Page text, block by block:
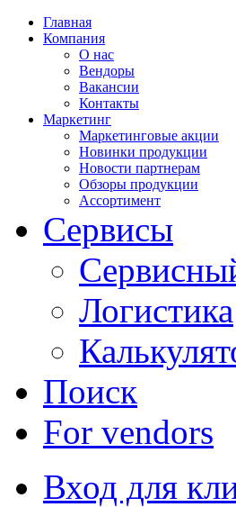
Главная
Компания
О нас
Вендоры
Вакансии
Контакты
Маркетинг
Маркетинговые акции
Новинки продукции
Новости партнерам
Обзоры продукции
Ассортимент
Сервисы
Логистика
Поиск
For vendors
Вход для